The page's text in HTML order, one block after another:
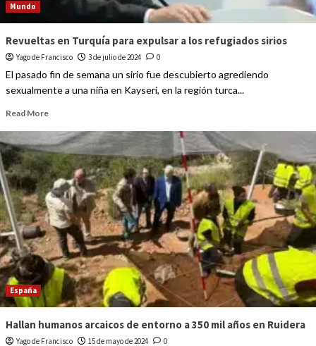
Mundo
Revueltas en Turquía para expulsar a los refugiados sirios
Yago de Francisco 3 de julio de 2024 0
El pasado fin de semana un sirio fue descubierto agrediendo
sexualmente a una niña en Kayseri, en la región turca...
Read More
España
Hallan humanos arcaicos de entorno a 350 mil años en Ruidera
Yago de Francisco 15 de mayo de 2024 0